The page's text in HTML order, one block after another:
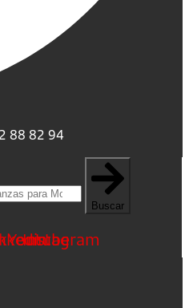
88 82 94
Buscar
Youtube
Instagram